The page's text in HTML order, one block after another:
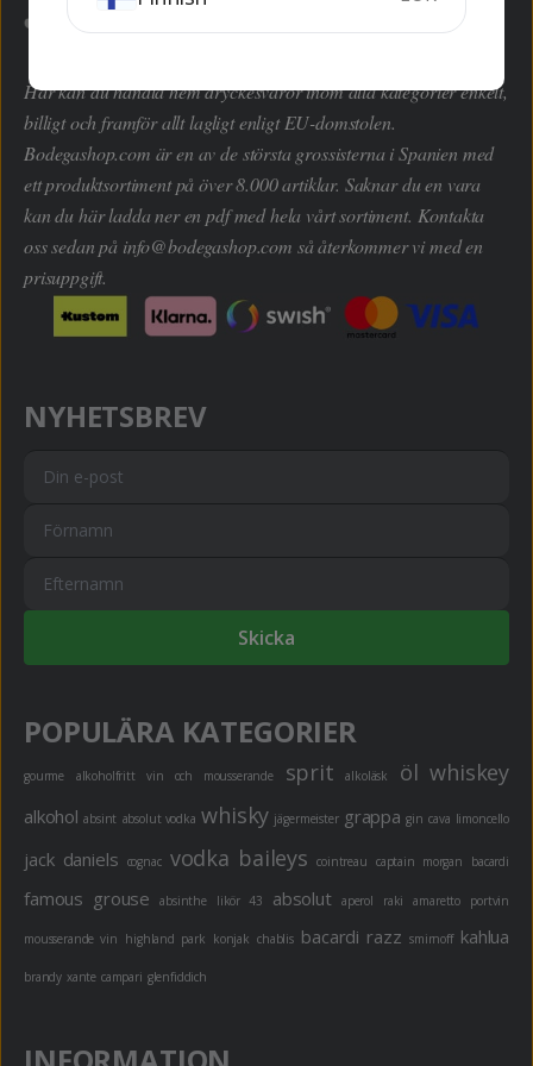
Här kan du handla hem dryckesvaror inom alla kategorier enkelt,
billigt och framför allt lagligt enligt EU-domstolen.
Bodegashop.com är en av de största grossisterna i Spanien med
ett produktsortiment på över 8.000 artiklar. Saknar du en vara
kan du här ladda ner en pdf med hela vårt sortiment. Kontakta
oss sedan på info@bodegashop.com så återkommer vi med en
prisuppgift.
NYHETSBREV
Skicka
POPULÄRA KATEGORIER
gourme alkoholfritt vin och mousserande sprit alkoläsk öl whiskey
alkohol absint absolut vodka whisky jägermeister grappa gin cava limoncello
jack daniels cognac vodka baileys cointreau captain morgan bacardi
famous grouse absinthe likör 43 absolut aperol raki amaretto portvin
mousserande vin highland park konjak chablis bacardi razz smirnoff kahlua
brandy xante campari glenfiddich